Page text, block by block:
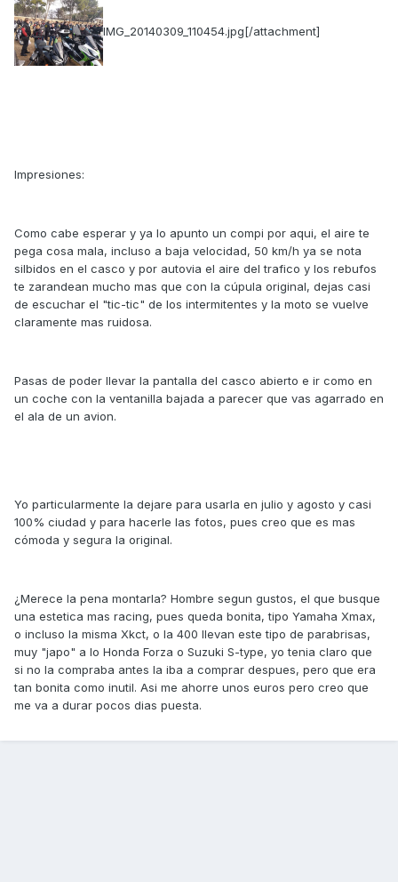
IMG_20140309_110454.jpg[/attachment]
Impresiones:
Como cabe esperar y ya lo apunto un compi por aqui, el aire te
pega cosa mala, incluso a baja velocidad, 50 km/h ya se nota
silbidos en el casco y por autovia el aire del trafico y los rebufos
te zarandean mucho mas que con la cúpula original, dejas casi
de escuchar el "tic-tic" de los intermitentes y la moto se vuelve
claramente mas ruidosa.
Pasas de poder llevar la pantalla del casco abierto e ir como en
un coche con la ventanilla bajada a parecer que vas agarrado en
el ala de un avion.
Yo particularmente la dejare para usarla en julio y agosto y casi
100% ciudad y para hacerle las fotos, pues creo que es mas
cómoda y segura la original.
¿Merece la pena montarla? Hombre segun gustos, el que busque
una estetica mas racing, pues queda bonita, tipo Yamaha Xmax,
o incluso la misma Xkct, o la 400 llevan este tipo de parabrisas,
muy "japo" a lo Honda Forza o Suzuki S-type, yo tenia claro que
si no la compraba antes la iba a comprar despues, pero que era
tan bonita como inutil. Asi me ahorre unos euros pero creo que
me va a durar pocos dias puesta.